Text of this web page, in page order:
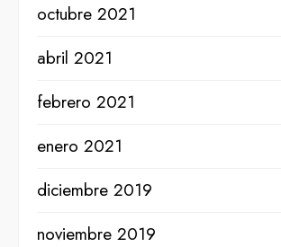
octubre 2021
abril 2021
febrero 2021
enero 2021
diciembre 2019
noviembre 2019